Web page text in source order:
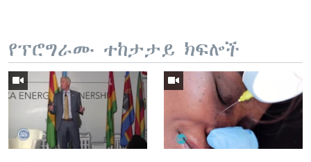
የፕሮግራሙ ተከታታይ ክፍሎች